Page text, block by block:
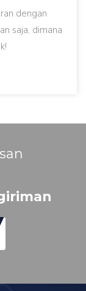
dengan
saja, dimana